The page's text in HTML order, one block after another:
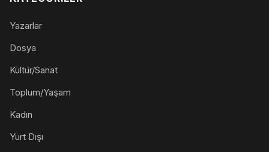
Yazarlar
Dosya
Kültür/Sanat
Toplum/Yaşam
Kadın
Yurt Dışı